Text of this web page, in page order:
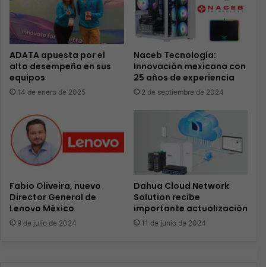
ADATA apuesta por el
alto desempeño en sus
equipos
14 de enero de 2025
Naceb Tecnología:
Innovación mexicana con
25 años de experiencia
2 de septiembre de 2024
Fabio Oliveira, nuevo
Director General de
Lenovo México
9 de julio de 2024
Dahua Cloud Network
Solution recibe
importante actualización
11 de junio de 2024